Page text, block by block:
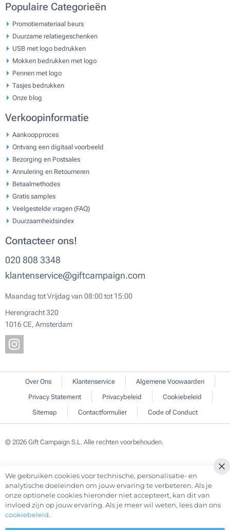
Populaire Categorieën
Promotiemateriaal beurs
Duurzame relatiegeschenken
USB met logo bedrukken
Mokken bedrukken met logo
Pennen met logo
Tasjes bedrukken
Onze blog
Verkoopinformatie
Aankoopproces
Ontvang een digitaal voorbeeld
Bezorging en Postsales
Annulering en Retourneren
Betaalmethodes
Gratis samples
Veelgestelde vragen (FAQ)
Duurzaamheidsindex
Contacteer ons!
020 808 3348
klantenservice@giftcampaign.com
Maandag tot Vrijdag van 08:00 tot 15:00
Herengracht 320
1016 CE, Amsterdam
Over Ons Klantenservice
Algemene Voowaarden
Privacy Statement
Privacybeleid
Cookiebeleid
Sitemap
Contactformulier Code of Conduct
© 2026 Gift Campaign S.L. Alle rechten voorbehouden.
We gebruiken cookies voor technische, personalisatie- en
analytische doeleinden om jouw ervaring te verbeteren. Als je
onze optionele cookies hieronder niet accepteert, kan dit van
invloed zijn op jouw ervaring. Als je meer wil weten, lees dan ons
cookiebeleid.